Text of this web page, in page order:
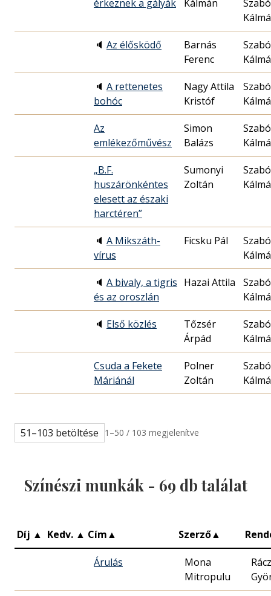
érkeznek a gályák Kálmán
Szabó
🔈 Az élősködő
Barnás
Ferenc
Szabó
🔈 A rettenetes
bohóc
Nagy Attila
Kristóf
Szabó
Az
emlékezőművész
Simon
Balázs
Szabó
„B.F.
huszárönkéntes
elesett az északi
harctéren”
Sumonyi
Zoltán
Szabó
🔈 A Mikszáth-
vírus
Ficsku Pál
Szabó
🔈 A bivaly, a tigris
és az oroszlán
Hazai Attila
Szabó
🔈 Első közlés
Tőzsér
Árpád
Szabó
Csuda a Fekete
Máriánál
Polner
Zoltán
Szabó
51–103 betöltése 1–50 / 103 megjelenítve
Színészi munkák - 69 db találat
Díj ▲ Kedv. ▲ Cím▲ Szerző▲
Árulás
Mona
Mitropulu
Rácz